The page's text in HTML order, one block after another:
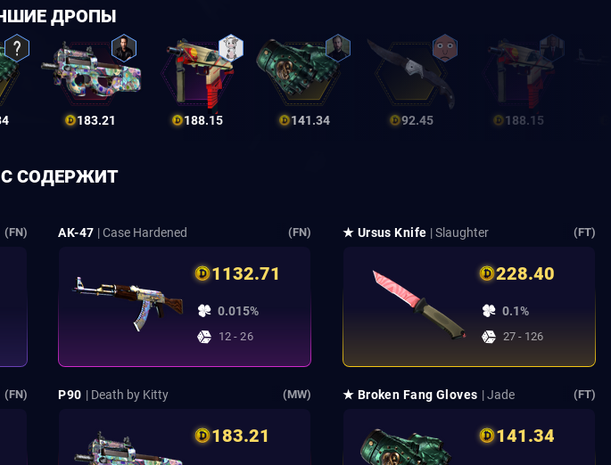
ДРОПЫ
183.21 188.15 141.34 92.45 188.15
СОДЕРЖИТ
(FN) AK-47 | Case Hardened (FN)
1132.71
0.015%
12 - 26
★ Ursus Knife | Slaughter (FT)
228.40
0.1%
27 - 126
(FN) P90 | Death by Kitty (MW)
183.21
★ Broken Fang Gloves | Jade (FT)
141.34